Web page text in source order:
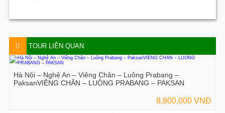
TOUR LIÊN QUAN
Hà Nội – Nghệ An – Viêng Chăn – Luông Prabang –
PaksanVIÊNG CHĂN – LUÔNG PRABANG – PAKSAN
8,800,000 VNĐ